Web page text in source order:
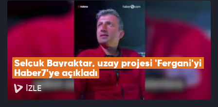
Selçuk Bayraktar, uzay projesi 'Fergani'yi
Haber7'ye açıkladı
İZLE